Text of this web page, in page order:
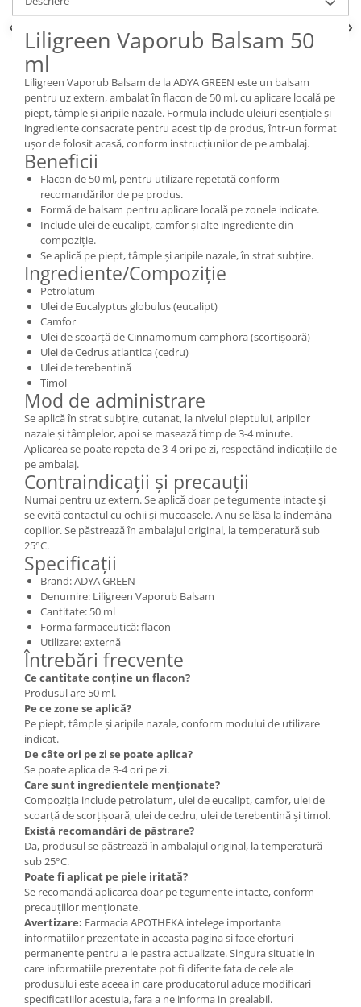
Liligreen Vaporub Balsam 50
ml
Liligreen Vaporub Balsam de la ADYA GREEN este un balsam
pentru uz extern, ambalat în flacon de 50 ml, cu aplicare locală pe
piept, tâmple și aripile nazale. Formula include uleiuri esențiale și
ingrediente consacrate pentru acest tip de produs, într-un format
ușor de folosit acasă, conform instrucțiunilor de pe ambalaj.
Beneficii
Flacon de 50 ml, pentru utilizare repetată conform
recomandărilor de pe produs.
Formă de balsam pentru aplicare locală pe zonele indicate.
Include ulei de eucalipt, camfor și alte ingrediente din
compoziție.
Se aplică pe piept, tâmple și aripile nazale, în strat subțire.
Ingrediente/Compoziție
Petrolatum
Ulei de Eucalyptus globulus (eucalipt)
Camfor
Ulei de scoarță de Cinnamomum camphora (scorțișoară)
Ulei de Cedrus atlantica (cedru)
Ulei de terebentină
Timol
Mod de administrare
Se aplică în strat subțire, cutanat, la nivelul pieptului, aripilor
nazale și tâmplelor, apoi se masează timp de 3-4 minute.
Aplicarea se poate repeta de 3-4 ori pe zi, respectând indicațiile de
pe ambalaj.
Contraindicații și precauții
Numai pentru uz extern. Se aplică doar pe tegumente intacte și
se evită contactul cu ochii și mucoasele. A nu se lăsa la îndemâna
copiilor. Se păstrează în ambalajul original, la temperatură sub
25°C.
Specificații
Brand: ADYA GREEN
Denumire: Liligreen Vaporub Balsam
Cantitate: 50 ml
Forma farmaceutică: flacon
Utilizare: externă
Întrebări frecvente
Ce cantitate conține un flacon?
Produsul are 50 ml.
Pe ce zone se aplică?
Pe piept, tâmple și aripile nazale, conform modului de utilizare
indicat.
De câte ori pe zi se poate aplica?
Se poate aplica de 3-4 ori pe zi.
Care sunt ingredientele menționate?
Compoziția include petrolatum, ulei de eucalipt, camfor, ulei de
scoarță de scorțișoară, ulei de cedru, ulei de terebentină și timol.
Există recomandări de păstrare?
Da, produsul se păstrează în ambalajul original, la temperatură
sub 25°C.
Poate fi aplicat pe piele iritată?
Se recomandă aplicarea doar pe tegumente intacte, conform
precauțiilor menționate.
Avertizare: Farmacia APOTHEKA intelege importanta
informatiilor prezentate in aceasta pagina si face eforturi
permanente pentru a le pastra actualizate. Singura situatie in
care informatiile prezentate pot fi diferite fata de cele ale
produsului este aceea in care producatorul aduce modificari
specificatiilor acestuia, fara a ne informa in prealabil.